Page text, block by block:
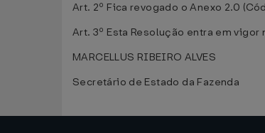
Art. 2º Fica revogado o Anexo 2.0
Art. 3º Esta Resolução entra em
MARCELLUS RIBEIRO ALVES
Secretário de Estado da Fazenda